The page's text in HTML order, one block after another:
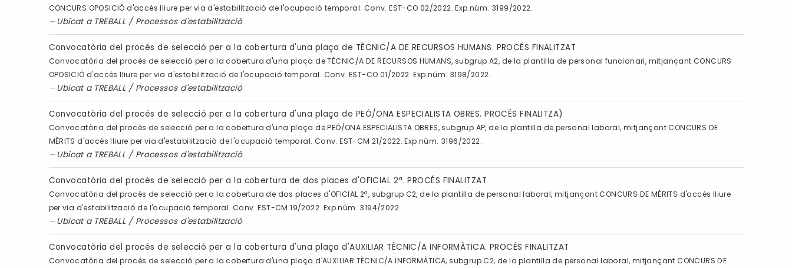
CONCURS OPOSICIÓ d'accés lliure per via d'estabilització de l'ocupació temporal. Conv. EST-CO 02/2022. Exp.núm. 3199/2022.
Ubicat a TREBALL / Processos d'estabilització
Convocatòria del procés de selecció per a la cobertura d'una plaça de TÈCNIC/A DE RECURSOS HUMANS. PROCÉS FINALITZAT
Convocatòria del procés de selecció per a la cobertura d'una plaça de TÈCNIC/A DE RECURSOS HUMANS, subgrup A2, de la plantilla de personal funcionari, mitjançant CONCURS
OPOSICIÓ d'accés lliure per via d'estabilització de l'ocupació temporal. Conv. EST-CO 01/2022. Exp.núm. 3198/2022.
Ubicat a TREBALL / Processos d'estabilització
Convocatòria del procés de selecció per a la cobertura d'una plaça de PEÓ/ONA ESPECIALISTA OBRES. PROCÉS FINALITZA)
Convocatòria del procés de selecció per a la cobertura d'una plaça de PEÓ/ONA ESPECIALISTA OBRES, subgrup AP, de la plantilla de personal laboral, mitjançant CONCURS DE
MÈRITS d'accés lliure per via d'estabilització de l'ocupació temporal. Conv. EST-CM 21/2022. Exp.núm. 3196/2022.
Ubicat a TREBALL / Processos d'estabilització
Convocatòria del procés de selecció per a la cobertura de dos places d'OFICIAL 2ª. PROCÉS FINALITZAT
Convocatòria del procés de selecció per a la cobertura de dos places d'OFICIAL 2ª, subgrup C2, de la plantilla de personal laboral, mitjançant CONCURS DE MÈRITS d'accés lliure
per via d'estabilització de l'ocupació temporal. Conv. EST-CM 19/2022. Exp.núm. 3194/2022.
Ubicat a TREBALL / Processos d'estabilització
Convocatòria del procés de selecció per a la cobertura d'una plaça d'AUXILIAR TÈCNIC/A INFORMÀTICA. PROCÉS FINALITZAT
Convocatòria del procés de selecció per a la cobertura d'una plaça d'AUXILIAR TÈCNIC/A INFORMÀTICA, subgrup C2, de la plantilla de personal laboral, mitjançant CONCURS DE